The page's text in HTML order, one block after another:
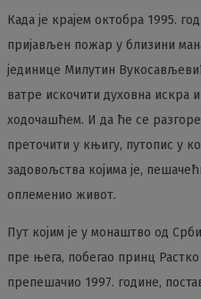
Када је крајем октобра 1995.
пријављен пожар у близини
јединице Милутин
ватре искочити духовна
ходочашћем. И да ће се
преточити у књигу, путопис у
задовољства којима је,
оплеменио живот.
Пут којим је у монаштво од
пре њега, побегао принц
препешачио 1997. године,